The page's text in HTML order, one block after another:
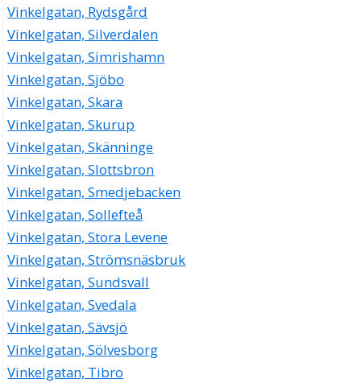
Vinkelgatan, Rydsgård
Vinkelgatan, Silverdalen
Vinkelgatan, Simrishamn
Vinkelgatan, Sjöbo
Vinkelgatan, Skara
Vinkelgatan, Skurup
Vinkelgatan, Skänninge
Vinkelgatan, Slottsbron
Vinkelgatan, Smedjebacken
Vinkelgatan, Sollefteå
Vinkelgatan, Stora Levene
Vinkelgatan, Strömsnäsbruk
Vinkelgatan, Sundsvall
Vinkelgatan, Svedala
Vinkelgatan, Sävsjö
Vinkelgatan, Sölvesborg
Vinkelgatan, Tibro